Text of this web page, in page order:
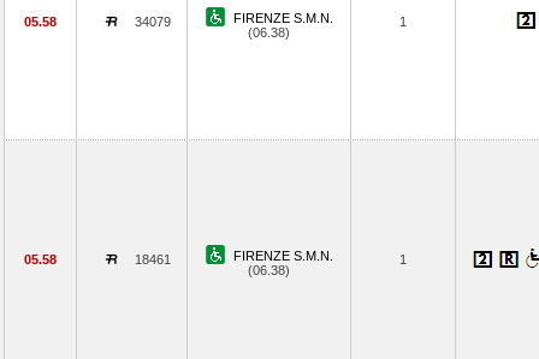
05.58 34079
FIRENZE S.M.N.
(06.38)
1
05.58 18461
FIRENZE S.M.N.
(06.38)
1